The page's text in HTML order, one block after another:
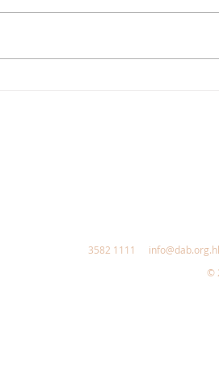
3582 1111
©